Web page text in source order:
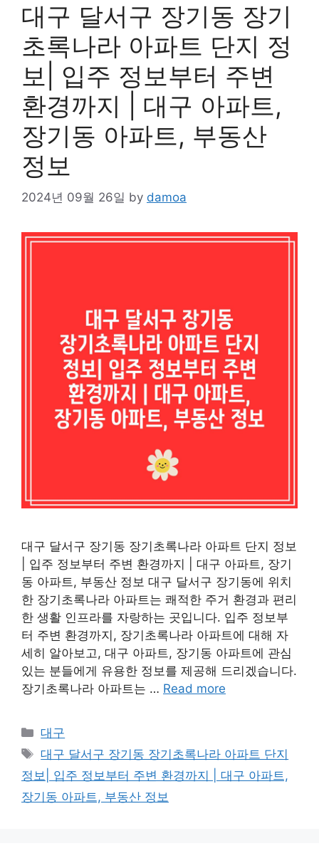
대구 달서구 장기동 장기
초록나라 아파트 단지 정
보| 입주 정보부터 주변
환경까지 | 대구 아파트,
장기동 아파트, 부동산
정보
2024년 09월 26일 by damoa
대구 달서구 장기동 장기초록나라 아파트 단지 정보
| 입주 정보부터 주변 환경까지 | 대구 아파트, 장기
동 아파트, 부동산 정보 대구 달서구 장기동에 위치
한 장기초록나라 아파트는 쾌적한 주거 환경과 편리
한 생활 인프라를 자랑하는 곳입니다. 입주 정보부
터 주변 환경까지, 장기초록나라 아파트에 대해 자
세히 알아보고, 대구 아파트, 장기동 아파트에 관심
있는 분들에게 유용한 정보를 제공해 드리겠습니다.
장기초록나라 아파트는 … Read more
Categories
대구
Tags
대구 달서구 장기동 장기초록나라 아파트 단지
정보| 입주 정보부터 주변 환경까지 | 대구 아파트,
장기동 아파트, 부동산 정보